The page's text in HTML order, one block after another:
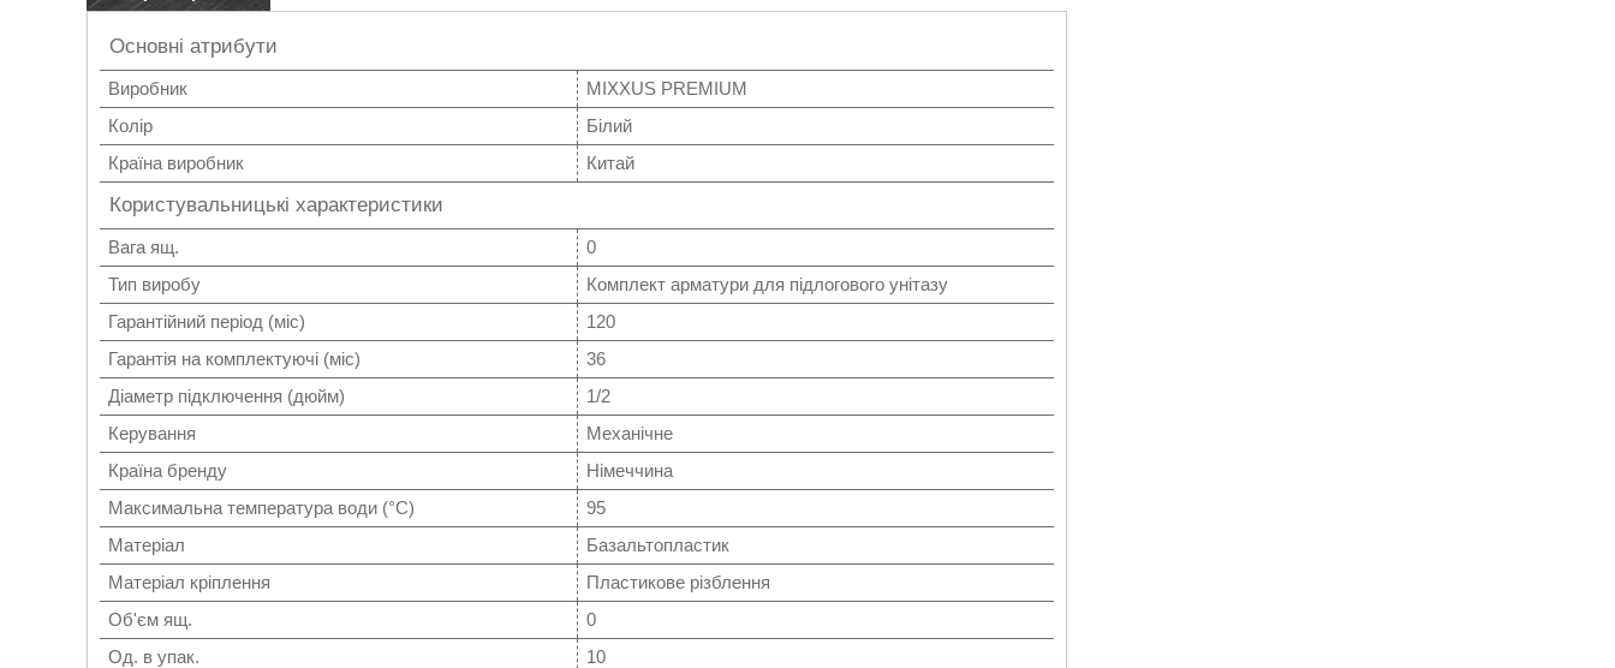
Основні атрибути
Виробник
MIXXUS PREMIUM
Колір
Білий
Країна виробник
Китай
Користувальницькі характеристики
Вага ящ.
0
Тип виробу
Комплект арматури для підлогового унітазу
Гарантійний період (міс)
120
Гарантія на комплектуючі (міс)
36
Діаметр підключення (дюйм)
1/2
Керування
Механічне
Країна бренду
Німеччина
Максимальна температура води (°C)
95
Матеріал
Базальтопластик
Матеріал кріплення
Пластикове різблення
Об'єм ящ.
0
Од. в упак.
10